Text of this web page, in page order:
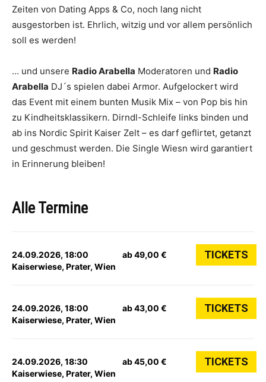
Zeiten von Dating Apps & Co, noch lang nicht
ausgestorben ist. Ehrlich, witzig und vor allem persönlich
soll es werden!
… und unsere Radio Arabella Moderatoren und Radio
Arabella DJ´s spielen dabei Armor. Aufgelockert wird
das Event mit einem bunten Musik Mix – von Pop bis hin
zu Kindheitsklassikern. Dirndl-Schleife links binden und
ab ins Nordic Spirit Kaiser Zelt – es darf geflirtet, getanzt
und geschmust werden. Die Single Wiesn wird garantiert
in Erinnerung bleiben!
Alle Termine
24.09.2026, 18:00
Kaiserwiese, Prater, Wien
ab 49,00 € TICKETS
24.09.2026, 18:00
Kaiserwiese, Prater, Wien
ab 43,00 € TICKETS
24.09.2026, 18:30
Kaiserwiese, Prater, Wien
ab 45,00 € TICKETS